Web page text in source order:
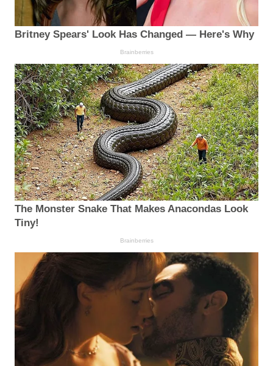
Britney Spears' Look Has Changed — Here's Why
Brainberries
The Monster Snake That Makes Anacondas Look
Tiny!
Brainberries